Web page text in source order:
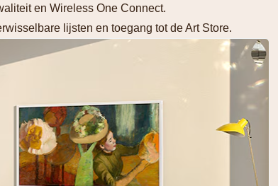
en Wireless One Connect.
lijsten en toegang tot de Art Store.